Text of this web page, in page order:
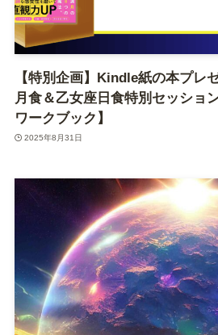
【特別企画】Kindle紙の本プレ
月食＆乙女座日食特別セッショ
ワークブック】
2025年8月31日